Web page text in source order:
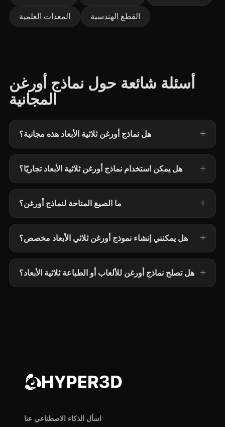
المعدات العلمية القطع الهندسية
أسئلة شائعة حول نماذج أورغن
المجانية
هل نماذج أورغن ثلاثية الأبعاد هذه مجانية؟
هل يمكن استخدام نماذج أورغن ثلاثية الأبعاد تجاريًا؟
ما الصيغ المتاحة لنماذج أورغن؟
هل يمكنني إنشاء نموذج أورغن ثلاثي الأبعاد مخصص؟
هل تصلح نماذج أورغن للألعاب أو الطباعة ثلاثية الأبعاد؟
اسأل الذكاء الاصطناعي عنا